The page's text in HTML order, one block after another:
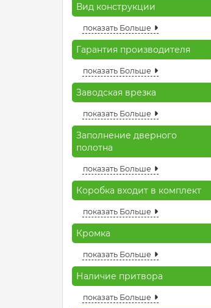
Вид конструкции
показать Больше
Гарантия производителя
показать Больше
Заводская врезка
показать Больше
Заполнение дверного
полотна
показать Больше
Коробка входит в комплект
показать Больше
Кромка
показать Больше
Наличие притвора
показать Больше